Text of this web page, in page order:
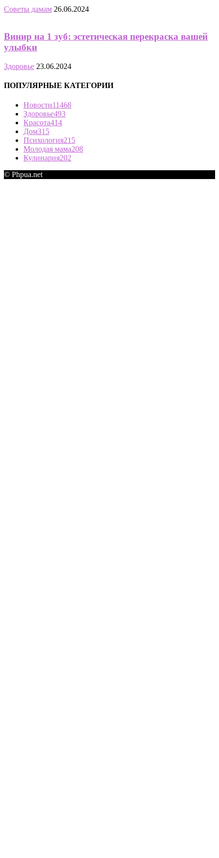
Советы дамам 26.06.2024
Винир на 1 зуб: эстетическая перекраска вашей
улыбки
Здоровье 23.06.2024
ПОПУЛЯРНЫЕ КАТЕГОРИИ
Новости11468
Здоровье493
Красота414
Дом315
Психология215
Молодая мама208
Кулинария202
© Phpua.net